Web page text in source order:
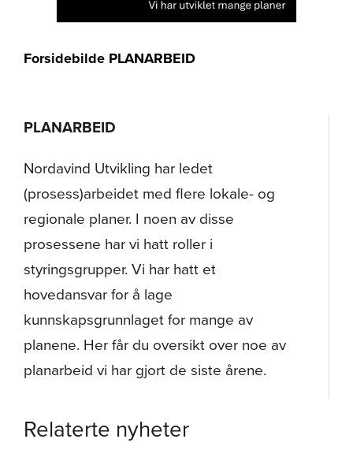
Forsidebilde PLANARBEID
PLANARBEID
Nordavind Utvikling har ledet
(prosess)arbeidet med flere lokale- og
regionale planer. I noen av disse
prosessene har vi hatt roller i
styringsgrupper. Vi har hatt et
hovedansvar for å lage
kunnskapsgrunnlaget for mange av
planene. Her får du oversikt over noe av
planarbeid vi har gjort de siste årene.
Relaterte nyheter